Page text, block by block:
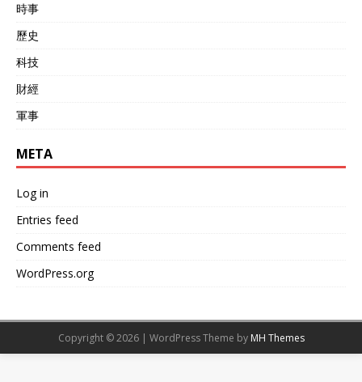
時事
歷史
科技
財經
軍事
META
Log in
Entries feed
Comments feed
WordPress.org
Copyright © 2026 | WordPress Theme by MH Themes